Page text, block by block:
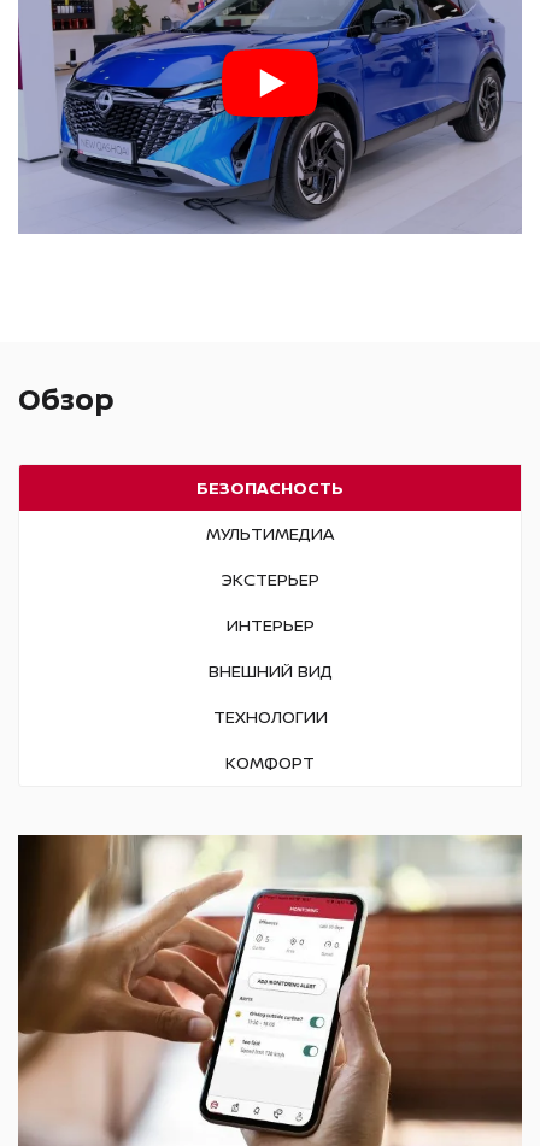
Новый дизайн зеркала
заднего вида
Смена отделки передней
панели, центральной
консоли и дверей
Индикация беспроводной
экран
Отделка кнопок регулировки
Обзор
БЕЗОПАСНОСТЬ
МУЛЬТИМЕДИА
ЭКСТЕРЬЕР
ИНТЕРЬЕР
ВНЕШНИЙ ВИД
ТЕХНОЛОГИИ
КОМФОРТ